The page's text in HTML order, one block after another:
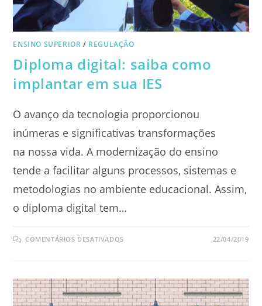
ENSINO SUPERIOR / REGULAÇÃO
Diploma digital: saiba como
implantar em sua IES
O avanço da tecnologia proporcionou
inúmeras e significativas transformações
na nossa vida. A modernização do ensino
tende a facilitar alguns processos, sistemas e
metodologias no ambiente educacional. Assim,
o diploma digital tem…
COMENTÁRIOS DESATIVADOSEM
IMPLANTAR
EM
SUA
IES
22/04/2019